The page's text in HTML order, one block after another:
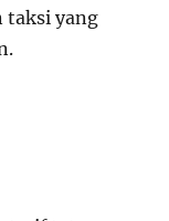
taksi yang